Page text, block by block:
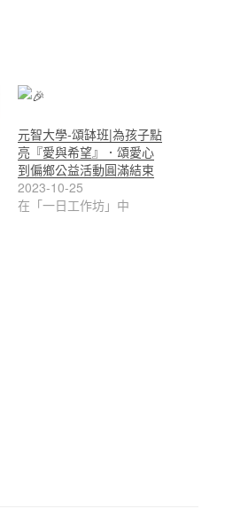
元智大學-頌缽班|為孩子點
亮『愛與希望』．頌愛心
到偏鄉公益活動圓滿結束
2023-10-25
在「一日工作坊」中